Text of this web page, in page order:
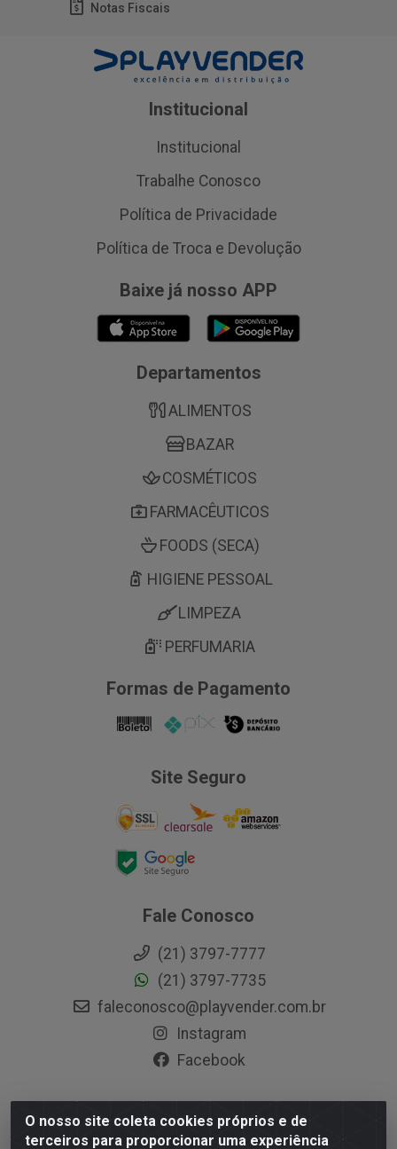
O nosso site coleta cookies próprios e de
terceiros para proporcionar uma experiência
Notas Fiscais
Institucional
Institucional
Trabalhe Conosco
Política de Privacidade
Política de Troca e Devolução
Baixe já nosso APP
Departamentos
ALIMENTOS
BAZAR
COSMÉTICOS
FARMACÊUTICOS
FOODS (SECA)
HIGIENE PESSOAL
LIMPEZA
PERFUMARIA
Formas de Pagamento
Site Seguro
Fale Conosco
(21) 3797-7777
(21) 3797-7735
faleconosco@playvender.com.br
Instagram
Facebook
Playvender Distribuidora - Avenida Ana Dantas, 183-